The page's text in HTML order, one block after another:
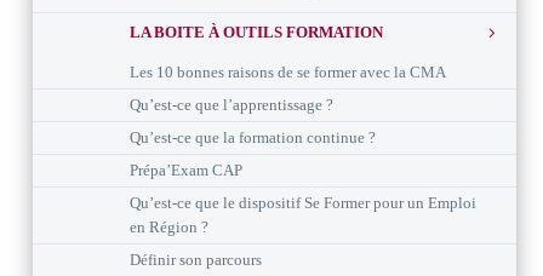
LA BOITE À OUTILS FORMATION
Les 10 bonnes raisons de se former avec la CMA
Qu’est-ce que l’apprentissage ?
Qu’est-ce que la formation continue ?
Prépa’Exam CAP
Qu’est-ce que le dispositif Se Former pour un Emploi
en Région ?
Définir son parcours